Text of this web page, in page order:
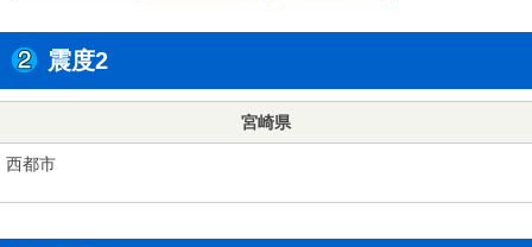
震度2
宮崎県
西都市